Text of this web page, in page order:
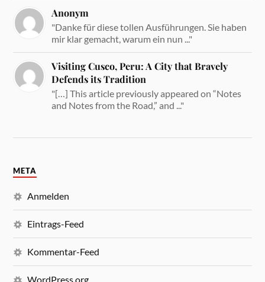
Anonym
"Danke für diese tollen Ausführungen. Sie haben
mir klar gemacht, warum ein nun ..."
Visiting Cusco, Peru: A City that Bravely
Defends its Tradition
"[…] This article previously appeared on “Notes
and Notes from the Road,” and ..."
META
Anmelden
Eintrags-Feed
Kommentar-Feed
WordPress.org